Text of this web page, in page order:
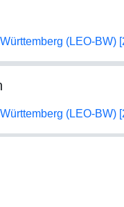
(LEO-BW)
(LEO-BW)